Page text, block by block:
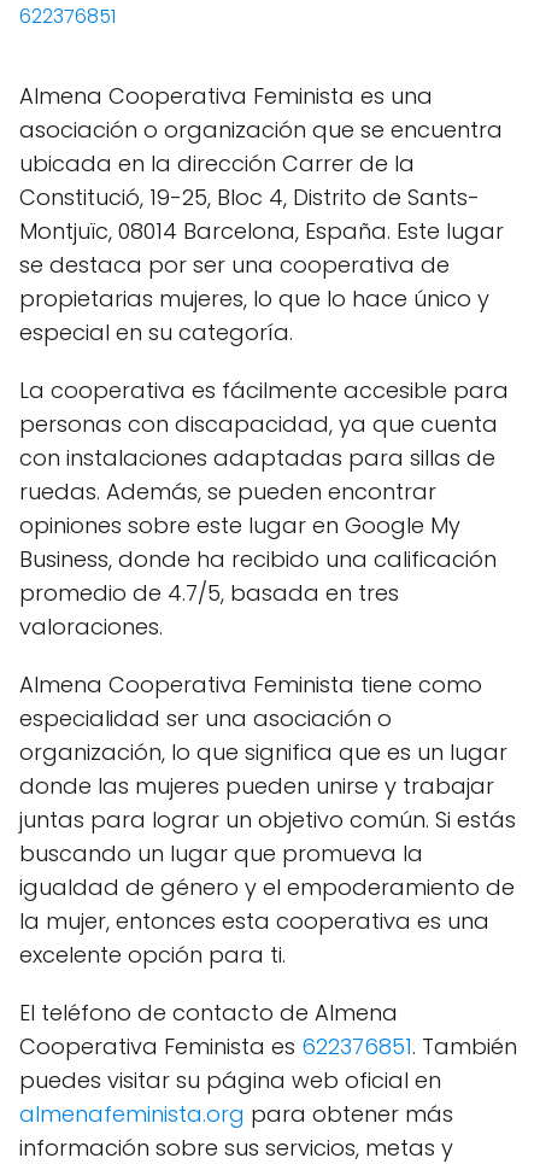
622376851
Almena Cooperativa Feminista es una
asociación o organización que se encuentra
ubicada en la dirección Carrer de la
Constitució, 19-25, Bloc 4, Distrito de Sants-
Montjuïc, 08014 Barcelona, España. Este lugar
se destaca por ser una cooperativa de
propietarias mujeres, lo que lo hace único y
especial en su categoría.
La cooperativa es fácilmente accesible para
personas con discapacidad, ya que cuenta
con instalaciones adaptadas para sillas de
ruedas. Además, se pueden encontrar
opiniones sobre este lugar en Google My
Business, donde ha recibido una calificación
promedio de 4.7/5, basada en tres
valoraciones.
Almena Cooperativa Feminista tiene como
especialidad ser una asociación o
organización, lo que significa que es un lugar
donde las mujeres pueden unirse y trabajar
juntas para lograr un objetivo común. Si estás
buscando un lugar que promueva la
igualdad de género y el empoderamiento de
la mujer, entonces esta cooperativa es una
excelente opción para ti.
El teléfono de contacto de Almena
Cooperativa Feminista es 622376851. También
puedes visitar su página web oficial en
almenafeminista.org para obtener más
información sobre sus servicios, metas y